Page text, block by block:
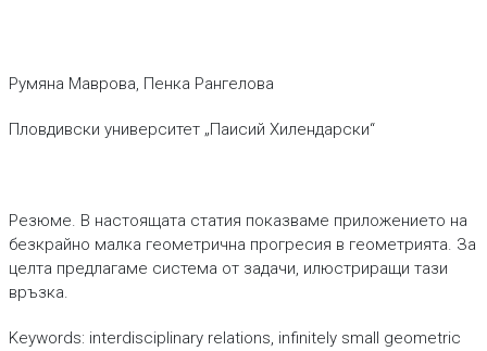
Румяна Маврова, Пенка Рангелова
Пловдивски университет „Паисий Хилендарски“
Резюме. В настоящата статия показваме приложението на
безкрайно малка геометрична прогресия в геометрията. За
целта предлагаме система от задачи, илюстриращи тази
връзка.
Keywords: interdisciplinary relations, infinitely small geometric